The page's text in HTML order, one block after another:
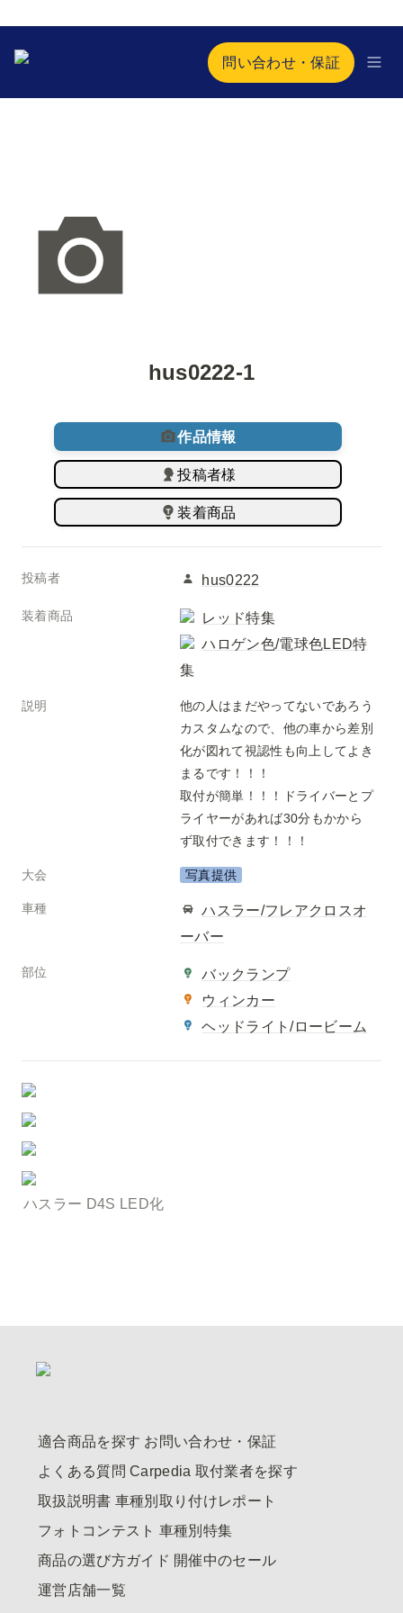
問い合わせ・保証
hus0222-1
作品情報
投稿者様
装着商品
投稿者 hus0222
装着商品
レッド特集
ハロゲン色/電球色LED特
集
説明
他の人はまだやってないであろう
カスタムなので、他の車から差別
化が図れて視認性も向上してよき
まるです！！！
取付が簡単！！！ドライバーとプ
ライヤーがあれば30分もかから
ず取付できます！！！
大会 写真提供
車種
ハスラー/フレアクロスオ
ーバー
部位
バックランプ
ウィンカー
ヘッドライト/ロービーム
ハスラー D4S LED化
適合商品を探す お問い合わせ・保証
よくある質問 Carpedia 取付業者を探す
取扱説明書 車種別取り付けレポート
フォトコンテスト 車種別特集
商品の選び方ガイド 開催中のセール
運営店舗一覧